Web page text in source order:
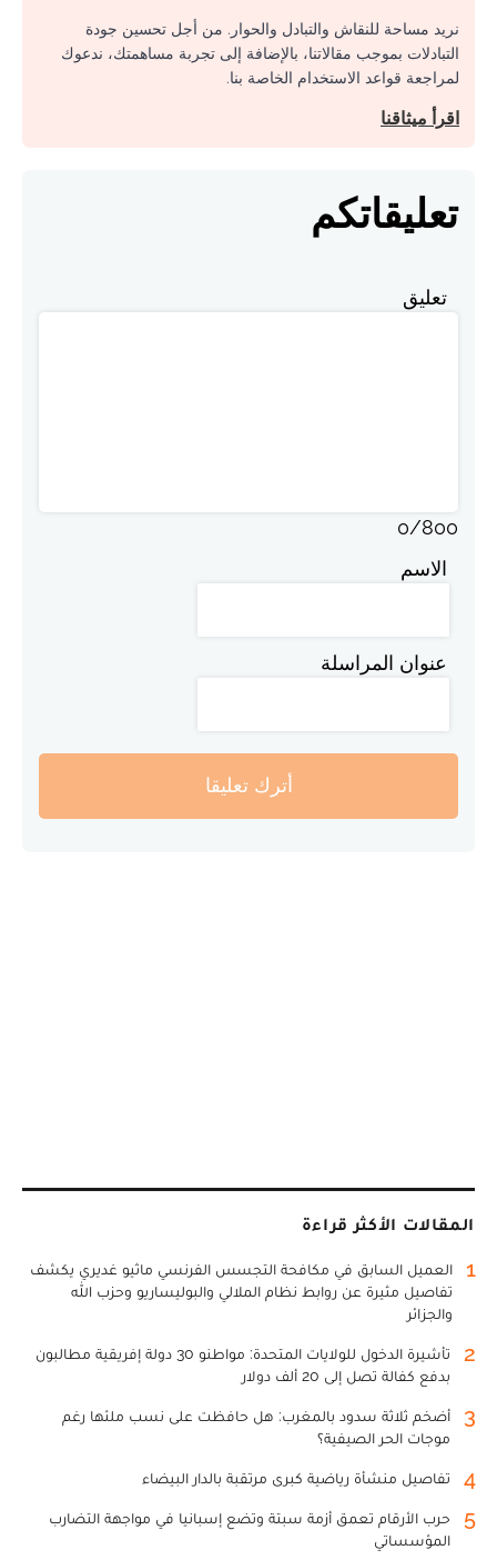
نريد مساحة للنقاش والتبادل والحوار. من أجل تحسين جودة
التبادلات بموجب مقالاتنا، بالإضافة إلى تجربة مساهمتك، ندعوك
لمراجعة قواعد الاستخدام الخاصة بنا.
اقرأ ميثاقنا
تعليقاتكم
تعليق
0/800
الاسم
عنوان المراسلة
أترك تعليقا
المقالات الأكثر قراءة
1
العميل السابق في مكافحة التجسس الفرنسي ماثيو غديري يكشف
تفاصيل مثيرة عن روابط نظام الملالي والبوليساريو وحزب الله
والجزائر
2
تأشيرة الدخول للولايات المتحدة: مواطنو 30 دولة إفريقية مطالبون
بدفع كفالة تصل إلى 20 ألف دولار
3
أضخم ثلاثة سدود بالمغرب: هل حافظت على نسب ملئها رغم
موجات الحر الصيفية؟
4 تفاصيل منشأة رياضية كبرى مرتقبة بالدار البيضاء
5
حرب الأرقام تعمق أزمة سبتة وتضع إسبانيا في مواجهة التضارب
المؤسساتي